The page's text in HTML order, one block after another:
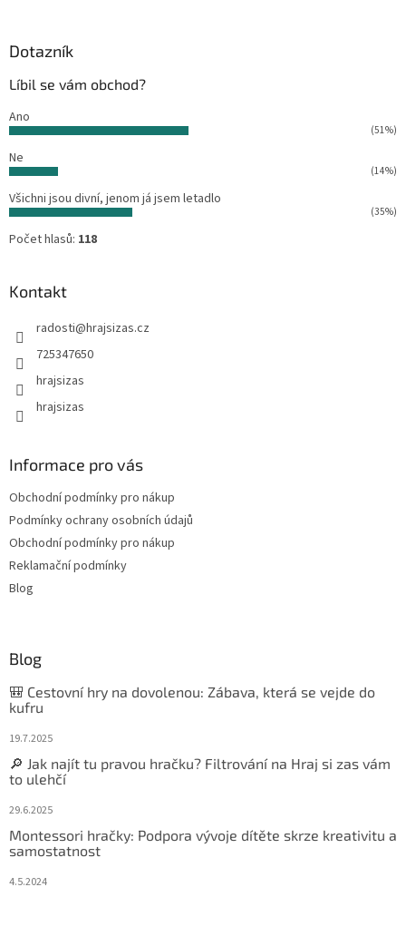
Dotazník
Líbil se vám obchod?
Ano
(51%)
Ne
(14%)
Všichni jsou divní, jenom já jsem letadlo
(35%)
Počet hlasů: 118
Kontakt
radosti@hrajsizas.cz
725347650
hrajsizas
hrajsizas
Informace pro vás
Obchodní podmínky pro nákup
Podmínky ochrany osobních údajů
Obchodní podmínky pro nákup
Reklamační podmínky
Blog
Blog
🎒 Cestovní hry na dovolenou: Zábava, která se vejde do
kufru
19.7.2025
🔎 Jak najít tu pravou hračku? Filtrování na Hraj si zas vám
to ulehčí
29.6.2025
Montessori hračky: Podpora vývoje dítěte skrze kreativitu a
samostatnost
4.5.2024